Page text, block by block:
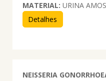
MATERIAL: URINA
Detalhes
NEISSERIA